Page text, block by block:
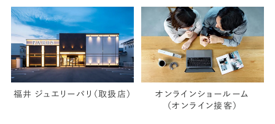
福井 ジュエリーパリ（取扱店）
オンラインショールーム
（オンライン接客）